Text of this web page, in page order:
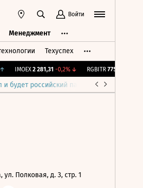
Войти
Менеджмент
Техуспех
IMOEX 2 281,31 -0,2%↓ RGBITR 775,48
будет российский парламент
ул. Полковая, д. 3, стр. 1